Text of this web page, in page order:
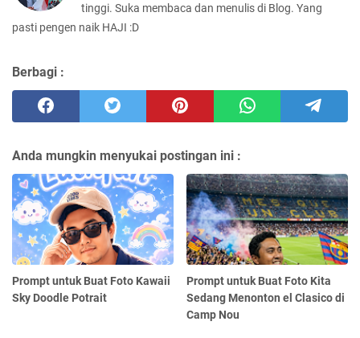
tinggi. Suka membaca dan menulis di Blog. Yang
pasti pengen naik HAJI :D
Berbagi :
Anda mungkin menyukai postingan ini :
Prompt untuk Buat Foto Kawaii
Sky Doodle Potrait
Prompt untuk Buat Foto Kita
Sedang Menonton el Clasico di
Camp Nou